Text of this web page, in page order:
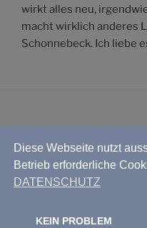
Diese Webseite nutzt
Betrieb erforderliche
DATENSCHUTZ
KEIN PROBLEM
wirkt alles neu,
macht wirklich anderes
Schonnebeck. Ich liebe
IMPRESSUM
DATENSCHUTZ